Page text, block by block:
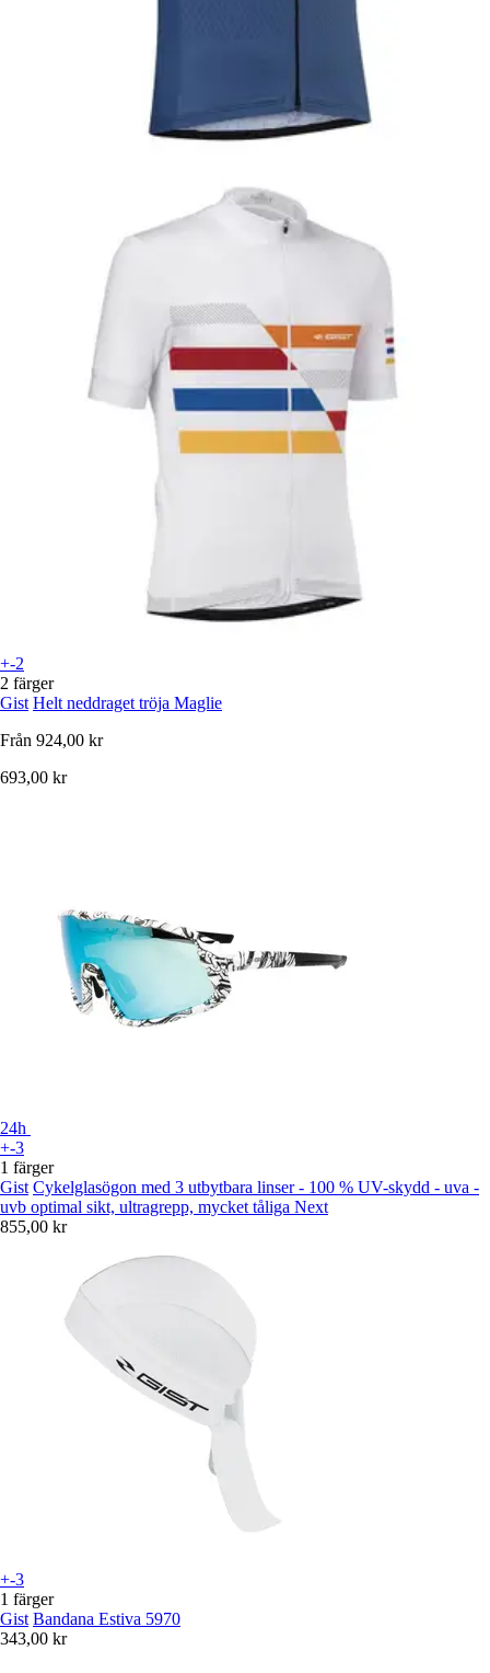
+-2
2 färger
Gist Helt neddraget tröja Maglie
Från 924,00 kr
693,00 kr
24h
+-3
1 färger
Gist Cykelglasögon med 3 utbytbara linser - 100 % UV-skydd - uva -
uvb optimal sikt, ultragrepp, mycket tåliga Next
855,00 kr
+-3
1 färger
Gist Bandana Estiva 5970
343,00 kr